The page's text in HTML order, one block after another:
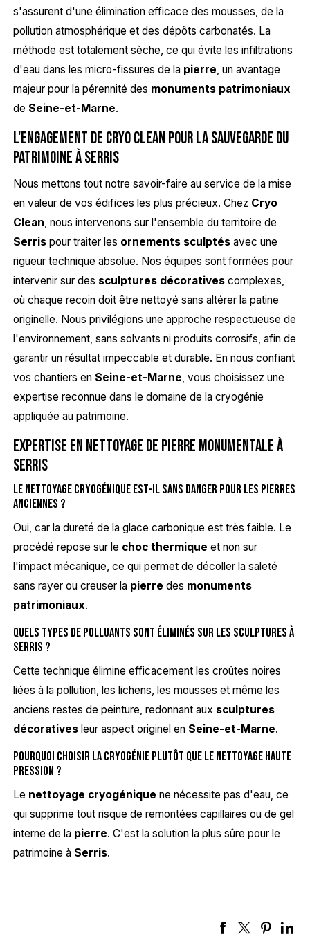
s'assurent d'une élimination efficace des mousses, de la
pollution atmosphérique et des dépôts carbonatés. La
méthode est totalement sèche, ce qui évite les infiltrations
d'eau dans les micro-fissures de la pierre, un avantage
majeur pour la pérennité des monuments patrimoniaux
de Seine-et-Marne.
L'engagement de Cryo Clean pour la sauvegarde du
patrimoine à Serris
Nous mettons tout notre savoir-faire au service de la mise
en valeur de vos édifices les plus précieux. Chez Cryo
Clean, nous intervenons sur l'ensemble du territoire de
Serrispour traiter les ornements sculptésavec une
rigueur technique absolue. Nos équipes sont formées pour
intervenir sur des sculptures décorativescomplexes,
où chaque recoin doit être nettoyé sans altérer la patine
originelle. Nous privilégions une approche respectueuse de
l'environnement, sans solvants ni produits corrosifs, afin de
garantir un résultat impeccable et durable. En nous confiant
vos chantiers en Seine-et-Marne, vous choisissez une
expertise reconnue dans le domaine de la cryogénie
appliquée au patrimoine.
Expertise en nettoyage de pierre monumentale à
Serris
Le nettoyage cryogénique est-il sans danger pour les pierres
anciennes ?
Oui, car la dureté de la glace carbonique est très faible. Le
procédé repose sur le choc thermique et non sur
l'impact mécanique, ce qui permet de décoller la saleté
sans rayer ou creuser la pierre des monuments
patrimoniaux.
Quels types de polluants sont éliminés sur les sculptures à
Serris ?
Cette technique élimine efficacement les croûtes noires
liées à la pollution, les lichens, les mousses et même les
anciens restes de peinture, redonnant aux sculptures
décorativesleur aspect originel en Seine-et-Marne.
Pourquoi choisir la cryogénie plutôt que le nettoyage haute
pression ?
Le nettoyage cryogénique ne nécessite pas d'eau, ce
qui supprime tout risque de remontées capillaires ou de gel
interne de la pierre. C'est la solution la plus sûre pour le
patrimoine à Serris.